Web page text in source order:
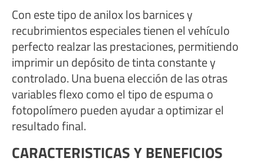
Con este tipo de anilox los barnices y
recubrimientos especiales tienen el vehículo
perfecto realzar las prestaciones, permitiendo
imprimir un depósito de tinta constante y
controlado. Una buena elección de las otras
variables flexo como el tipo de espuma o
fotopolímero pueden ayudar a optimizar el
resultado final.
CARACTERISTICAS Y BENEFICIOS